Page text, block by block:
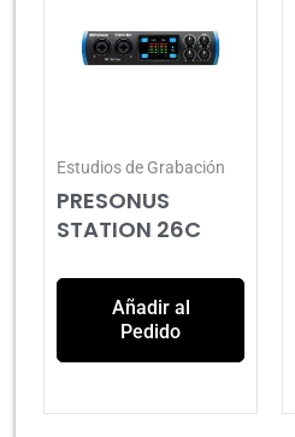
Estudios de Grabación
PRESONUS
STATION 26C
Añadir al
Pedido